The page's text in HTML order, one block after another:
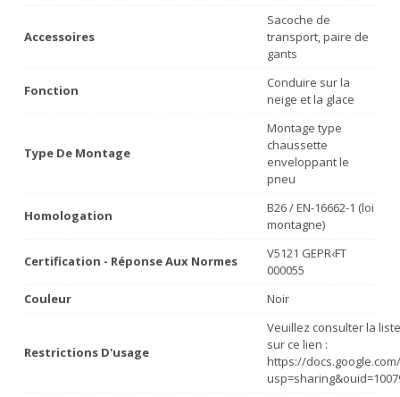
Accessoires
Sacoche de
transport, paire de
gants
Fonction
Conduire sur la
neige et la glace
Type De Montage
Montage type
chaussette
enveloppant le
pneu
Homologation
B26 / EN-16662-1 (loi
montagne)
Certification - Réponse Aux Normes
V5121 GEPR‹FT
000055
Couleur
Noir
Restrictions D'usage
Veuillez consulter la
sur ce lien :
https://